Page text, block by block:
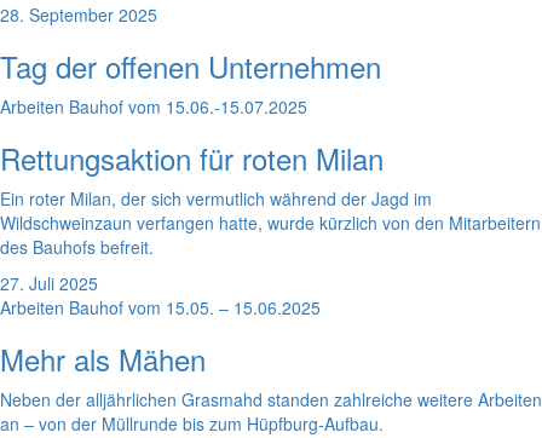
28. September 2025
Tag der offenen Unternehmen
Arbeiten Bauhof vom 15.06.-15.07.2025
Rettungsaktion für roten Milan
Ein roter Milan, der sich vermutlich während der Jagd im
Wildschweinzaun verfangen hatte, wurde kürzlich von den Mitarbeitern
des Bauhofs befreit.
27. Juli 2025
Arbeiten Bauhof vom 15.05. – 15.06.2025
Mehr als Mähen
Neben der alljährlichen Grasmahd standen zahlreiche weitere Arbeiten
an – von der Müllrunde bis zum Hüpfburg-Aufbau.